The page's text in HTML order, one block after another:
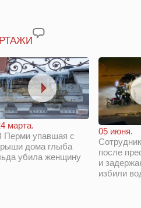
марта.
Перми упавшая с
дома глыба
убила женщину
05 июня.
после
и
избили